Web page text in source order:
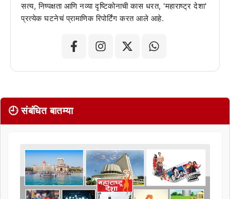
सत्य, निष्पक्षता आणि नव्या दृष्टिकोनाची कास धरत, 'महाराष्ट्र देशा'
प्रत्येक घटनेचं प्रामाणिक रिपोर्टिंग करत आले आहे.
🕘 संबंधित बातम्या